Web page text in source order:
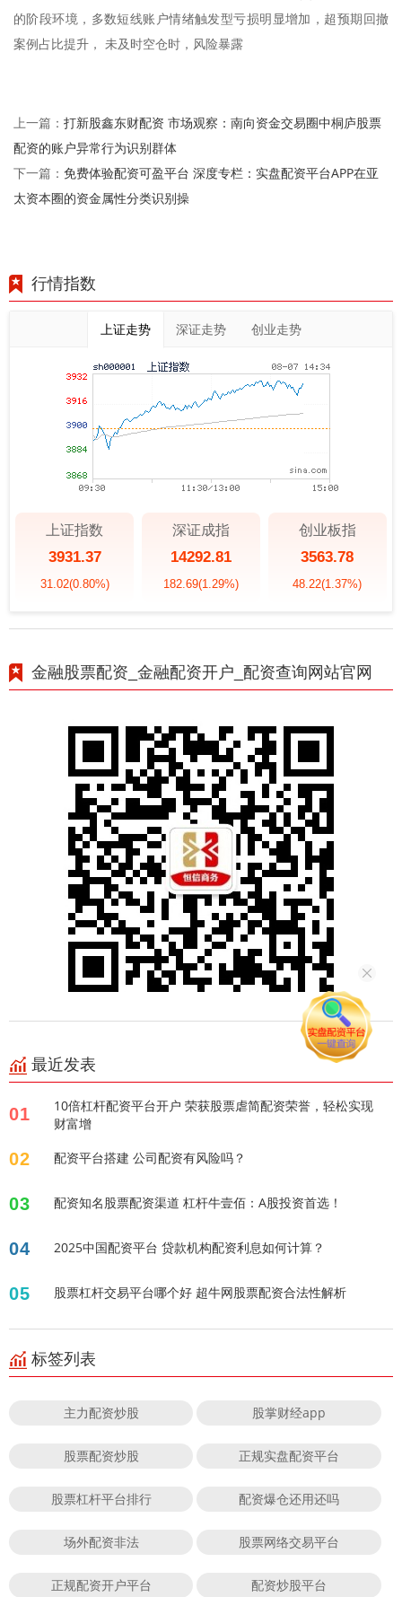
的阶段环境，多数短线账户情绪触发型亏损明显增加，超预期回撤
案例占比提升， 未及时空仓时，风险暴露
上一篇： 打新股鑫东财配资 市场观察：南向资金交易圈中桐庐股票
配资的账户异常行为识别群体
下一篇： 免费体验配资可盈平台 深度专栏：实盘配资平台APP在亚
太资本圈的资金属性分类识别操
行情指数
上证走势 深证走势 创业走势
上证指数
3931.37
31.02(0.80%)
深证成指
14292.81
182.69(1.29%)
创业板指
3563.78
48.22(1.37%)
金融股票配资_金融配资开户_配资查询网站官网
最近发表
01
10倍杠杆配资平台开户 荣获股票虐简配资荣誉，轻松实现
财富增
02 配资平台搭建 公司配资有风险吗？
03 配资知名股票配资渠道 杠杆牛壹佰：A股投资首选！
04 2025中国配资平台 贷款机构配资利息如何计算？
05 股票杠杆交易平台哪个好 超牛网股票配资合法性解析
标签列表
主力配资炒股 股掌财经app
股票配资炒股 正规实盘配资平台
股票杠杆平台排行 配资爆仓还用还吗
场外配资非法 股票网络交易平台
正规配资开户平台 配资炒股平台